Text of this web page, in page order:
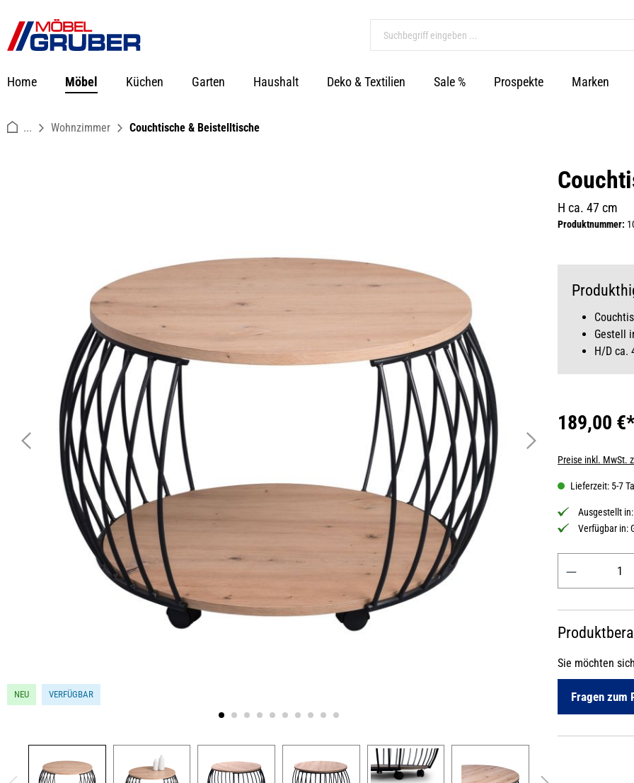
Zur Hauptnavigation springen
Home Möbel Küchen Garten Haushalt Deko & Textilien Sale % Prospekte Marken
... Wohnzimmer Couchtische & Beistelltische
NEU VERFÜGBAR
H ca. 47 cm
Produktnummer:
Gestell
H/D ca.
189,00
Preise inkl. MwSt.
Lieferzeit: 5-7
Ausgestellt
Verfügbar in:
Sie möchten
Fragen zum